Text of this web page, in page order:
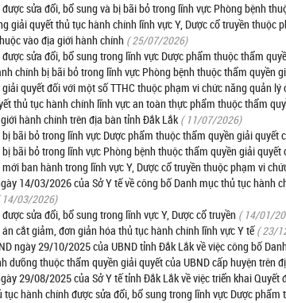
sửa đổi, bổ sung và bị bãi bỏ trong lĩnh vực Phòng bệnh
giải quyết thủ tục hành chính lĩnh vực Y, Dược cổ truyền thuộc
vào địa giới hành chính ( 25/07/2026)
sửa đổi, bổ sung trong lĩnh vực Dược phẩm thuộc thẩm
chính bị bãi bỏ trong lĩnh vực Phòng bệnh thuộc thẩm quyền
quyết đối với một số TTHC thuộc phạm vi chức năng quản lý
thủ tục hành chính lĩnh vực an toàn thực phẩm thuộc thẩm
hành chính trên địa bàn tỉnh Đắk Lắk ( 11/07/2026)
bãi bỏ trong lĩnh vực Dược phẩm thuộc thẩm quyền giải quyết
bãi bỏ trong lĩnh vực Phòng bệnh thuộc thẩm quyền giải quyết
ban hành trong lĩnh vực Y, Dược cổ truyền thuộc phạm vi
14/03/2026 của Sở Y tế về công bố Danh mục thủ tục hành
14/03/2026)
sửa đổi, bổ sung trong lĩnh vực Y, Dược cổ truyền ( 14/01/
cắt giảm, đơn giản hóa thủ tục hành chính lĩnh vực Y tế ( 23/
ngày 29/10/2025 của UBND tỉnh Đắk Lắk về việc công bố
dưỡng thuộc thẩm quyền giải quyết của UBND cấp huyện trên
29/08/2025 của Sở Y tế tỉnh Đắk Lắk về việc triển khai
tục hành chính được sửa đổi, bổ sung trong lĩnh vực Dược